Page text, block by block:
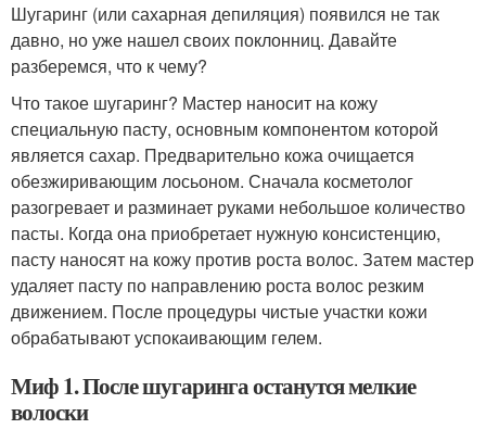
Шугаринг (или сахарная депиляция) появился не так
давно, но уже нашел своих поклонниц. Давайте
разберемся, что к чему?
Что такое шугаринг? Мастер наносит на кожу
специальную пасту, основным компонентом которой
является сахар. Предварительно кожа очищается
обезжиривающим лосьоном. Сначала косметолог
разогревает и разминает руками небольшое количество
пасты. Когда она приобретает нужную консистенцию,
пасту наносят на кожу против роста волос. Затем мастер
удаляет пасту по направлению роста волос резким
движением. После процедуры чистые участки кожи
обрабатывают успокаивающим гелем.
Миф 1. После шугаринга останутся мелкие
волоски